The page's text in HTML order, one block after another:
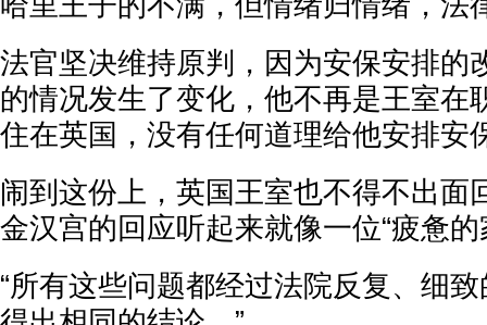
法官坚决维持原判，因为安保安排的
的情况发生了变化，他不再是王室在
住在英国，没有任何道理给他安排安
闹到这份上，英国王室也不得不出面
金汉宫的回应听起来就像一位“疲惫
“所有这些问题都经过法院反复、细